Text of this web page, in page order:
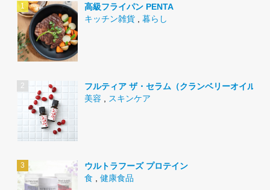
高級フライパン PENTA
キッチン雑貨
暮らし
フルティア ザ・セラム（クランベリーオイル）
美容
スキンケア
ウルトラフーズ プロテイン
食
健康食品